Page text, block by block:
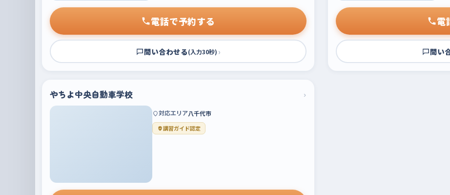
電話で予約する
問い合わせる(入力30秒) ›
電
問い
やちよ中央自動車学校 ›
対応エリア八千代市
講習ガイド認定